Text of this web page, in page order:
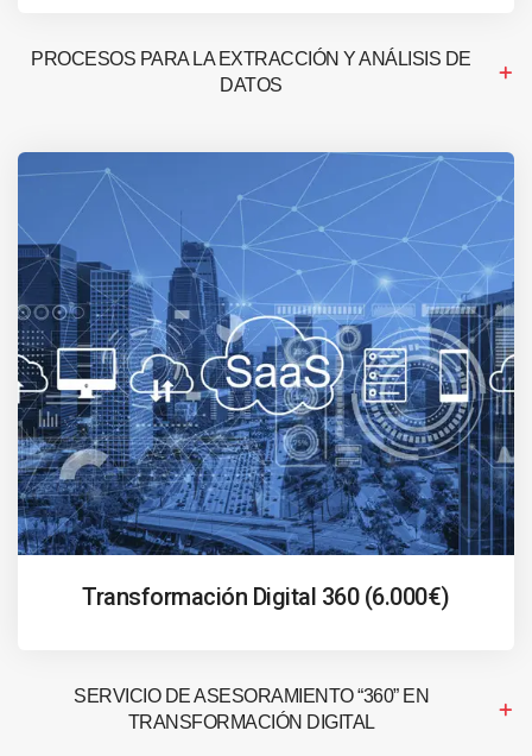
PROCESOS PARA LA EXTRACCIÓN Y ANÁLISIS DE
DATOS
Transformación Digital 360 (6.000€)
SERVICIO DE ASESORAMIENTO “360” EN
TRANSFORMACIÓN DIGITAL